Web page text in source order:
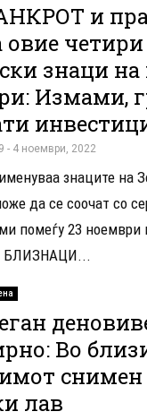
и
овие четири
знаци на
Измами,
- 4 ноември, 2022
знаците на
да се соочат со
помеѓу 23 ноември
БЛИЗНАЦИ...
Во
снимен
лав